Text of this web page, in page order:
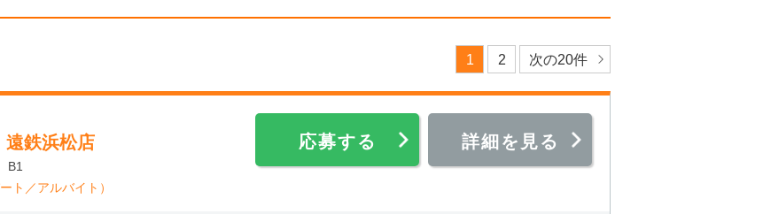
1 2 次の20件
遠鉄浜松店
B1
ト／アルバイト）
応募する 詳細を見る